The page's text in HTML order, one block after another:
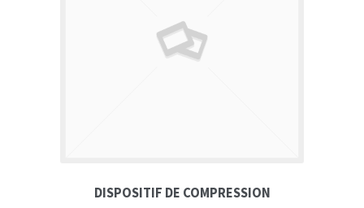
DISPOSITIF DE COMPRESSION